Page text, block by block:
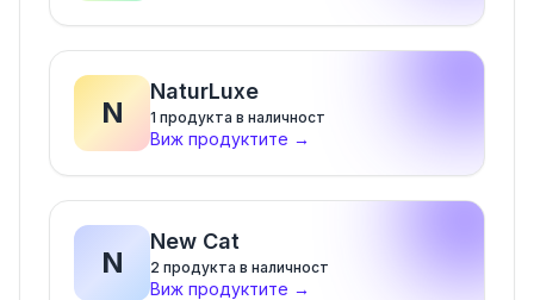
N
NaturLuxe
1 продукта в наличност
Виж продуктите →
N
New Cat
2 продукта в наличност
Виж продуктите →